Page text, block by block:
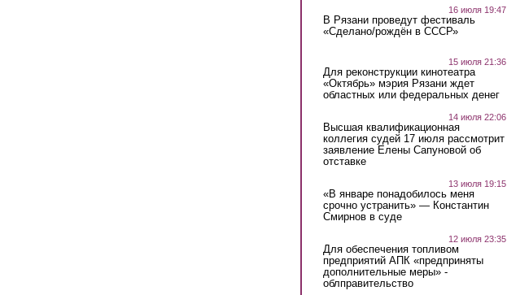
16 июля 19:47
В Рязани проведут фестиваль
«Сделано/рождён в СССР»
15 июля 21:36
Для реконструкции кинотеатра
«Октябрь» мэрия Рязани ждет
областных или федеральных денег
14 июля 22:06
Высшая квалификационная
коллегия судей 17 июля рассмотрит
заявление Елены Сапуновой об
отставке
13 июля 19:15
«В январе понадобилось меня
срочно устранить» — Константин
Смирнов в суде
12 июля 23:35
Для обеспечения топливом
предприятий АПК «предприняты
дополнительные меры» -
облправительство